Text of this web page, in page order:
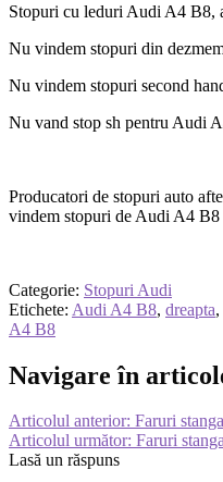
Stopuri cu leduri Audi A4 B8,
Nu vindem stopuri din
Nu vindem stopuri second
Nu vand stop sh pentru Audi
Producatori de stopuri auto
vindem stopuri de Audi A4 B8
Categorie: Stopuri Audi
Etichete: Audi A4 B8, dreapta,
A4 B8
Navigare în
Articolul anterior: Faruri
Articolul următor: Faruri
Lasă un răspuns